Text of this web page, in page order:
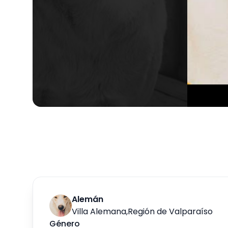
Alemán
Villa Alemana,Región de Valparaíso
Género